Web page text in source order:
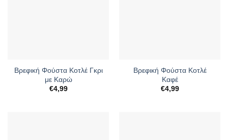
Βρεφική Φούστα Κοτλέ Γκρι
με Καρώ
€4,99
Βρεφική Φούστα Κοτλέ
Καφέ
€4,99